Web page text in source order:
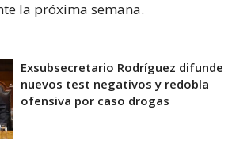
la próxima semana.
Exsubsecretario Rodríguez difunde
nuevos test negativos y redobla
ofensiva por caso drogas